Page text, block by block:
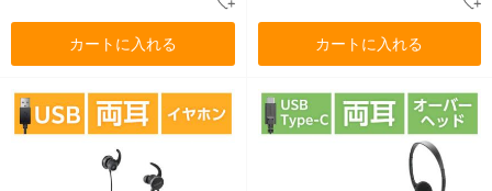
カートに入れる カートに入れる